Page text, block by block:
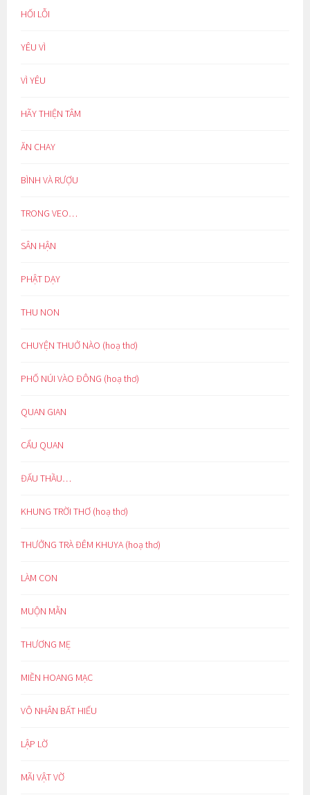
HỐI LỖI
YÊU VÌ
VÌ YÊU
HÃY THIỆN TÂM
ĂN CHAY
BÌNH VÀ RƯỢU
TRONG VEO…
SÂN HẬN
PHẬT DẠY
THU NON
CHUYỆN THUỞ NÀO (hoạ thơ)
PHỐ NÚI VÀO ĐÔNG (hoạ thơ)
QUAN GIAN
CẨU QUAN
ĐẤU THẦU…
KHUNG TRỜI THƠ (hoạ thơ)
THƯỞNG TRÀ ĐÊM KHUYA (hoạ thơ)
LÀM CON
MUỘN MẰN
THƯƠNG MẸ
MIỀN HOANG MẠC
VÔ NHÂN BẤT HIẾU
LẬP LỜ
MÃI VẬT VỜ